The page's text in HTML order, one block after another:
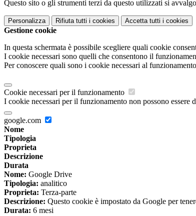
Questo sito o gli strumenti terzi da questo utilizzati si
Personalizza Rifiuta tutti i cookies Accetta tutti i cookies
Gestione cookie
In questa schermata è possibile scegliere quali cookie
I cookie necessari sono quelli che consentono il
Per conoscere quali sono i cookie necessari al
Cookie necessari per il funzionamento
I cookie necessari per il funzionamento non possono
google.com
Nome
Tipologia
Proprieta
Descrizione
Durata
Nome: Google Drive
Tipologia: analitico
Proprieta: Terza-parte
Descrizione: Questo cookie è impostato da Google per
Durata: 6 mesi